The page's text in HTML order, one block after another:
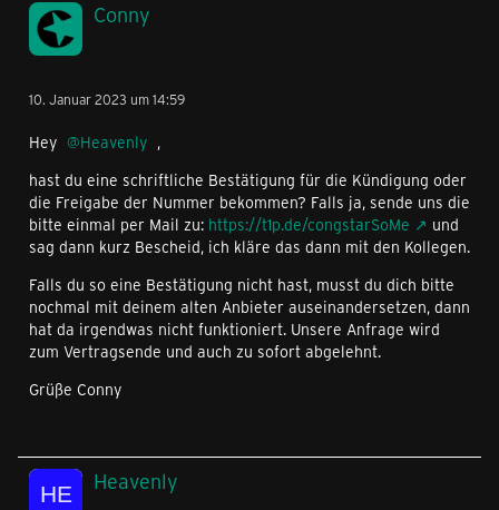
Conny
10. Januar 2023 um 14:59
Hey Heavenly ,
hast du eine schriftliche Bestätigung für die Kündigung oder
die Freigabe der Nummer bekommen? Falls ja, sende uns die
bitte einmal per Mail zu: https://t1p.de/congstarSoMe
und
sag dann kurz Bescheid, ich kläre das dann mit den Kollegen.
Falls du so eine Bestätigung nicht hast, musst du dich bitte
nochmal mit deinem alten Anbieter auseinandersetzen, dann
hat da irgendwas nicht funktioniert. Unsere Anfrage wird
zum Vertragsende und auch zu sofort abgelehnt.
Grüße Conny
Heavenly